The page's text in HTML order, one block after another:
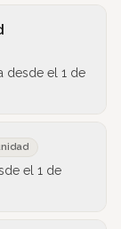
desde el 1 de
el 1 de